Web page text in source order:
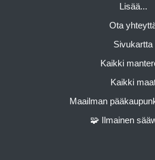
Lisää...
Ota
Sivukartta
Kaikki
Kaikki
Maailman
🧩 Ilmainen